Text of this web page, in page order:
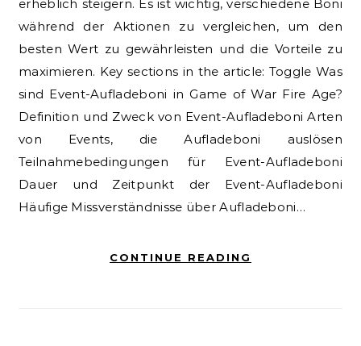
erheblich steigern. Es ist wichtig, verschiedene Boni
während der Aktionen zu vergleichen, um den
besten Wert zu gewährleisten und die Vorteile zu
maximieren. Key sections in the article: Toggle Was
sind Event-Aufladeboni in Game of War Fire Age?
Definition und Zweck von Event-Aufladeboni Arten
von Events, die Aufladeboni auslösen
Teilnahmebedingungen für Event-Aufladeboni
Dauer und Zeitpunkt der Event-Aufladeboni
Häufige Missverständnisse über Aufladeboni…
CONTINUE READING